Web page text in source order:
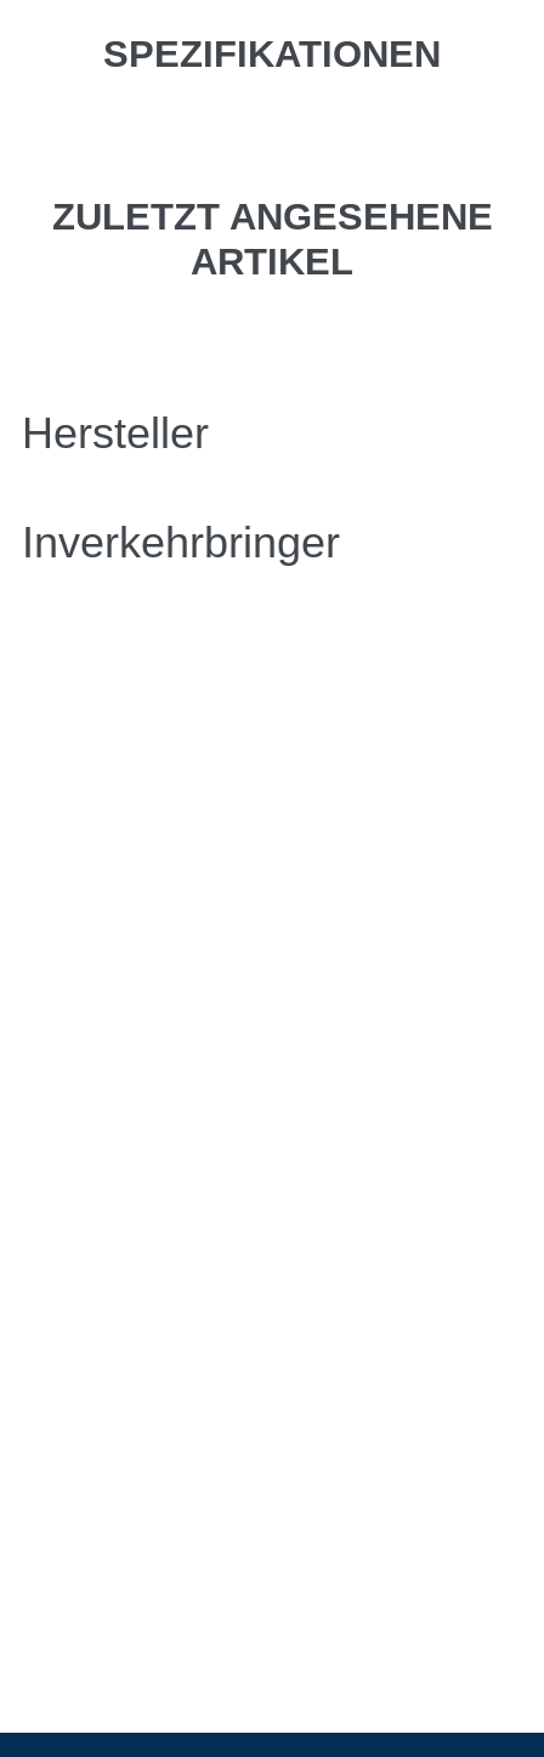
SPEZIFIKATIONEN
ZULETZT ANGESEHENE
ARTIKEL
Hersteller
Inverkehrbringer